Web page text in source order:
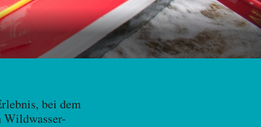
bei dem
Wildwasser-